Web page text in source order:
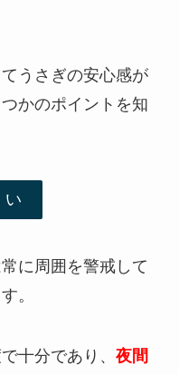
うさぎの安心感が
かのポイントを知
い
に周囲を警戒して
。
十分であり、 夜間